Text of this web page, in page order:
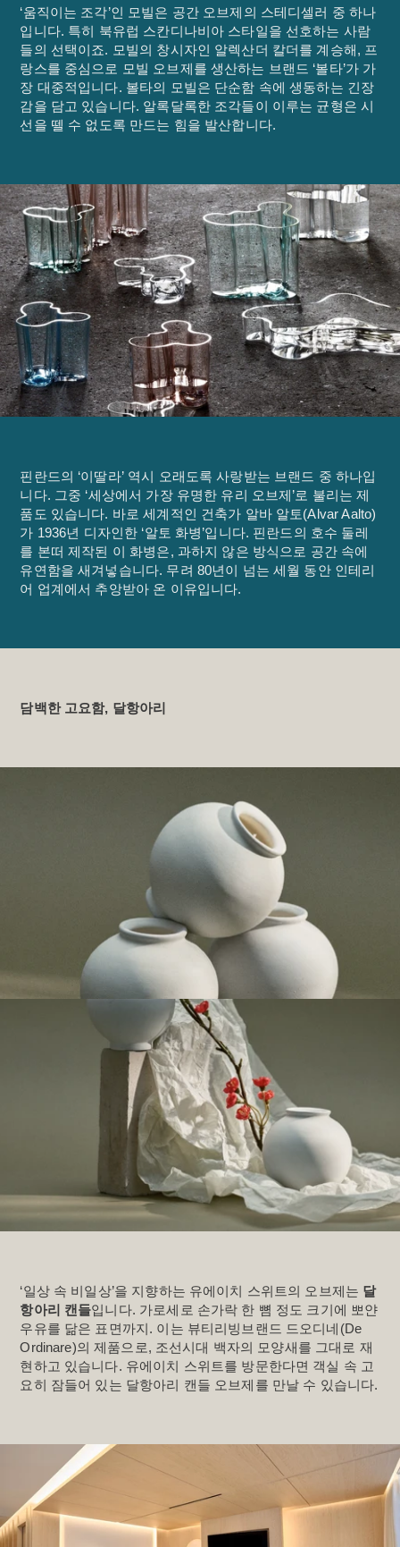
‘움직이는 조각’인 모빌은 공간 오브제의 스테디셀러 중 하나
입니다. 특히 북유럽 스칸디나비아 스타일을 선호하는 사람
들의 선택이죠. 모빌의 창시자인 알렉산더 칼더를 계승해, 프
랑스를 중심으로 모빌 오브제를 생산하는 브랜드 ‘볼타’가 가
장 대중적입니다. 볼타의 모빌은 단순함 속에 생동하는 긴장
감을 담고 있습니다. 알록달록한 조각들이 이루는 균형은 시
선을 뗄 수 없도록 만드는 힘을 발산합니다.
핀란드의 ‘이딸라’ 역시 오래도록 사랑받는 브랜드 중 하나입
니다. 그중 ‘세상에서 가장 유명한 유리 오브제’로 불리는 제
품도 있습니다. 바로 세계적인 건축가 알바 알토(Alvar Aalto)
가 1936년 디자인한 ‘알토 화병’입니다. 핀란드의 호수 둘레
를 본떠 제작된 이 화병은, 과하지 않은 방식으로 공간 속에
유연함을 새겨넣습니다. 무려 80년이 넘는 세월 동안 인테리
어 업계에서 추앙받아 온 이유입니다.
담백한 고요함, 달항아리
‘일상 속 비일상’을 지향하는 유에이치 스위트의 오브제는 달
항아리 캔들입니다. 가로세로 손가락 한 뼘 정도 크기에 뽀얀
우유를 닮은 표면까지. 이는 뷰티리빙브랜드 드오디네(De
Ordinare)의 제품으로, 조선시대 백자의 모양새를 그대로 재
현하고 있습니다. 유에이치 스위트를 방문한다면 객실 속 고
요히 잠들어 있는 달항아리 캔들 오브제를 만날 수 있습니다.